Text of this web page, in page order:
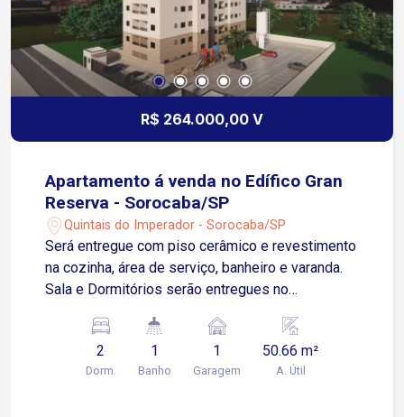
R$ 264.000,00 V
Apartamento á venda no Edífico Gran
Reserva - Sorocaba/SP
Quintais do Imperador - Sorocaba/SP
Será entregue com piso cerâmico e revestimento
na cozinha, área de serviço, banheiro e varanda.
Sala e Dormitórios serão entregues no
Garagem Descoberta e Fixa para um veículo de
pequeno ou médio porte Condomínio: torre única,
2 elevadores, playground, salão de festas.
2
Dorm.
1
Banho
1
Garagem
50.66 m²
A. Útil